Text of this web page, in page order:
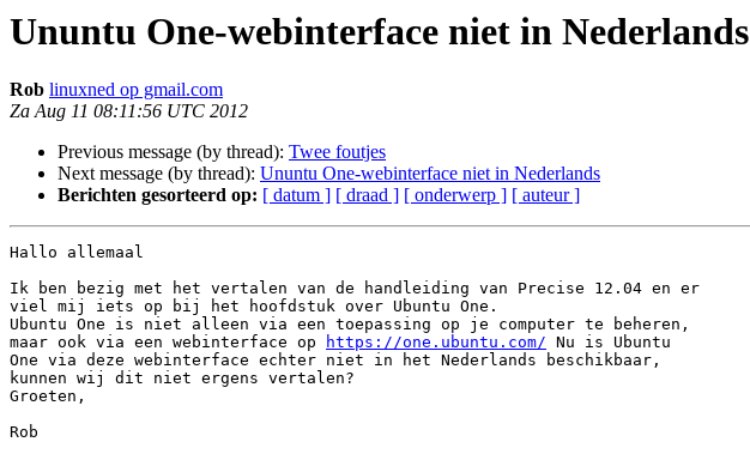
Ununtu One-webinterface niet in Nederlands
Rob linuxned op gmail.com
Za Aug 11 08:11:56 UTC 2012
Previous message (by thread): Twee foutjes
Next message (by thread): Ununtu One-webinterface niet in Nederlands
Berichten gesorteerd op: [ datum ] [ draad ] [ onderwerp ] [ auteur ]
Hallo allemaal
Ik ben bezig met het vertalen van de handleiding van Precise 12.04 en er
viel mij iets op bij het hoofdstuk over Ubuntu One.
Ubuntu One is niet alleen via een toepassing op je computer te beheren,
maar ook via een webinterface op
https://one.ubuntu.com/ Nu is Ubuntu
One via deze webinterface echter niet in het Nederlands beschikbaar,
kunnen wij dit niet ergens vertalen?
Groeten,
Rob